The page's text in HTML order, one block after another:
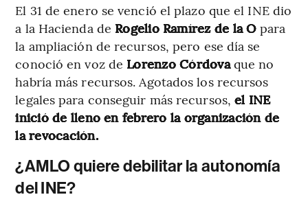
El 31 de enero se venció el plazo que el INE dio
a la Hacienda de Rogelio Ramírez de la Opara
la ampliación de recursos, pero ese día se
conoció en voz de Lorenzo Córdovaque no
habría más recursos. Agotados los recursos
legales para conseguir más recursos,el INE
inició de lleno en febrero la organización de
la revocación.
¿AMLO quiere debilitar la autonomía
del INE?